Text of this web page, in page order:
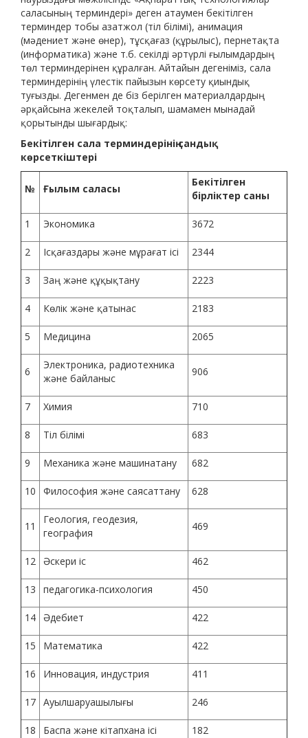
саласының терминдері» деген атаумен бекітілген
терминдер тобы азатжол (тіл білімі), анимация
(мәдениет және өнер), тұсқағаз (құрылыс), пернетақта
(информатика) және т.б. секілді әртүрлі ғылымдардың
төл терминдерінен құралған. Айтайын дегеніміз, сала
терминдерінің үлестік пайызын көрсету қиындық
туғызды. Дегенмен де біз берілген материалдардың
әрқайсына жекелей тоқталып, шамамен мынадай
қорытынды шығардық:
Бекітілген сала терминдерінің сандық
көрсеткіштері
№ Ғылым саласы
Бекітілген
бірліктер саны
1 Экономика 3672
2 Ісқағаздары және мұрағат ісі 2344
3 Заң және құқықтану 2223
4 Көлік және қатынас 2183
5 Медицина 2065
6
Электроника, радиотехника
және байланыс
906
7 Химия 710
8 Тіл білімі 683
9 Механика және машинатану 682
10 Философия және саясаттану 628
11
Геология, геодезия,
география
469
12 Әскери іс 462
13 педагогика-психология 450
14 Әдебиет 422
15 Математика 422
16 Инновация, индустрия 411
17 Ауылшаруашылығы 246
18 Баспа және кітапхана ісі 182